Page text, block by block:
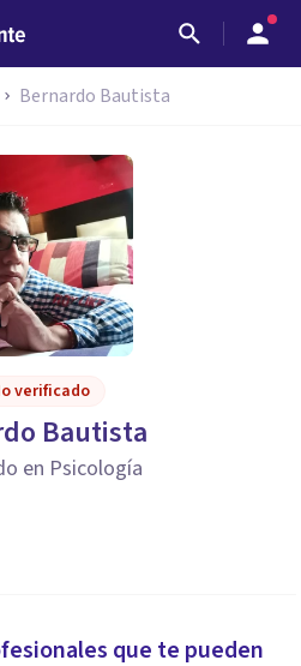
Bernardo Bautista
verificado
Bautista
en Psicología
que te pueden